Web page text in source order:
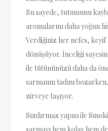
Bu sayede, tutumunu
aromalarını daha yoğun
Verdiğiniz her nefes,
dönüşüyor. İnceliği
ile tütününüzü daha da
sarmanın tadını
zirveye taşıyor.
Sızdırmaz yapısı ile
sarmayı hem kolay hem